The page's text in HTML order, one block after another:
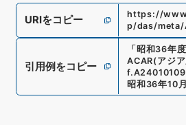
URIをコピー
https://
p/das/meta/
引用例をコピー
「昭和36年
ACAR(アジ
f.
昭和36年10